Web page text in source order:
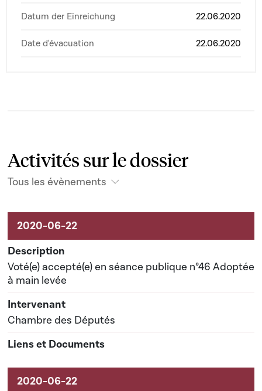
Datum der Einreichung 22.06.2020
Date d'évacuation 22.06.2020
Activités sur le dossier
Tous les évènements
Activités sur le dossier
Voté(e) accepté(e) en séance publique n°46 Adoptée
à main levée
Chambre des Députés